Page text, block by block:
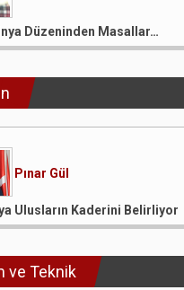
Düzeninden Masallar…
Pınar Gül
Ulusların Kaderini Belirliyor
ve Teknik